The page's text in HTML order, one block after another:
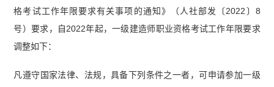
格考试工作年限要求有关事项的通知》（人社部发〔2022〕8
号）要求，自2022年起，一级建造师职业资格考试工作年限要求
调整如下：
凡遵守国家法律、法规，具备下列条件之一者，可申请参加一级